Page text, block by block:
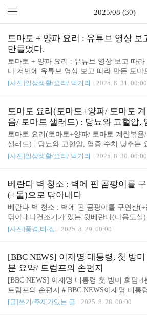
2025/08 (30)
토마토 + 양파 요리 : 유튜브 영상 보
만들었다.
토마토 + 양파 요리 : 유튜브 영상 보고 따라
다.저번에 유튜브 영상 보고 따라 만든 토마
요리를 사진으로 남겨본다.토마토는 방울토
브 영상]유튜브 '쿡언니cookunnyne' 채널의
라서 만들었다.[재료]방울토마토 12개 정도
올리브유 (재료 볶을 때 2숟가락 정도)소금
톡)영상에서는 다른 재료가 더 있었는데, 생
올리브유를 넣고 양파를 볶는다. 소금도 톡
고 푹 끓이다시피 잠시 뚜껑 덮고 둔다.여기
닫고 푹 끓여준다.도깨비 방망이로 껍질을
준다.그리고 조금 더 끓이면 끝...
[사진]일상생활/요리/ 먹거리 2025. 8. 31. 00:00
토마토 요리(토마토+양파/ 토마토
음/ 토마토 샐러드) : 당뇨와 고혈압,
치 낮추는 요리 고민 중
토마토 요리(토마토+양파/ 토마토 계란볶음
샐러드) : 당뇨와 고혈압, 염증 수치 낮추는
민 중이번 건강검진에서 대사증후군 위험군
에 '토마토' 관련 요리를 먹기로 했다. '혈당
토마토 요리'를 관련해서 검색해서 만들기 시
일어나자마자 해주기에는 부담이 있지만, 미
때 해놓을 수도 있어서 한번 해보기로 했다.
+양파 소스를 만들어 놓으니, 응용이 가능하
를 구워서 소스 데워 뿌려주거나, 계란을 크
결과물들양파를 잘게 다져서 소금과 올리브
고 볶다가, 토마토 잘게 다져 넣은 다음 역
[사진]일상생활/요리/ 먹거리 2025. 8. 30. 00:00
베란다 벽 청소 : 벽에 핀 곰팡이를
(+물)으로 닦아내다
베란다 벽 청소 : 벽에 핀 곰팡이를 구연산(+
닦아내다건조기가 있는 뒷베란다(다용도실
팡이가 핀듯 해서 벽 청소를 했다.# 청소 전
아내기로 결심했다.창문 열기만 해서 그런
활용 분리하는 박스를 너무 벽에 딱 붙여놓
이었다.청소를 해보자.# 청소 후락스로 청소
방에 되는 것 같은데... 아무래도 냄새 때문에
을 사용했다. 구연산 물은 천으로 여러번 닦
서 팔이 조금 아프다. 그래도 청소 전 상태보
[사진]풍경,터/집 2025. 8. 29. 00:00
[BBC NEWS] 이재명 대통령, 첫 방
분 요약/ 트럼프의 손편지
[BBC NEWS] 이재명 대통령 첫 방미 회담 4
트럼프의 손편지 # BBC NEWS이재명 대통
하여 처음 미국을 방문했다. 트럼프와 어떻
[글]쓰기/주제가있는 글 2025. 8. 28. 00:00